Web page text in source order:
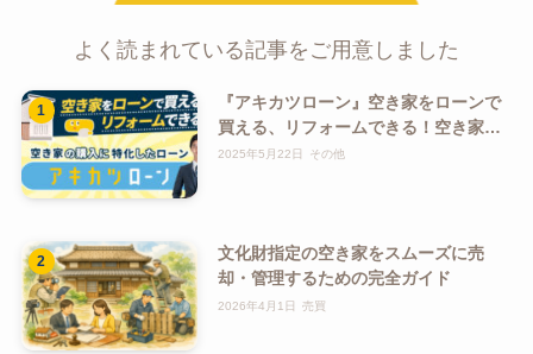
よく読まれている記事をご用意しました
『アキカツローン』空き家をローンで
買える、リフォームできる！空き家特
化ローン！
2025年5月22日 その他
文化財指定の空き家をスムーズに売
却・管理するための完全ガイド
2026年4月1日 売買